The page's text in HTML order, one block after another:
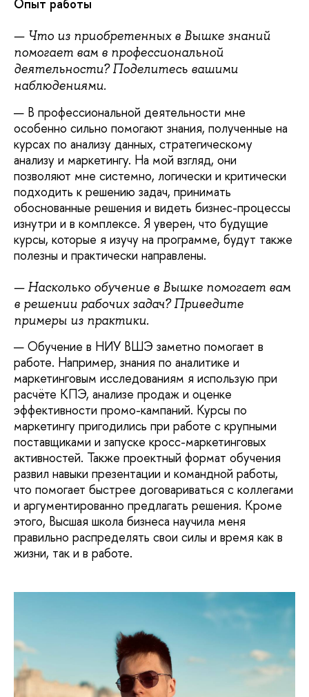
Опыт работы
— Что из приобретенных в Вышке знаний
помогает вам в профессиональной
деятельности? Поделитесь вашими
наблюдениями.
— В профессиональной деятельности мне
особенно сильно помогают знания, полученные на
курсах по анализу данных, стратегическому
анализу и маркетингу. На мой взгляд, они
позволяют мне системно, логически и критически
подходить к решению задач, принимать
обоснованные решения и видеть бизнес-процессы
изнутри и в комплексе. Я уверен, что будущие
курсы, которые я изучу на программе, будут также
полезны и практически направлены.
— Насколько обучение в Вышке помогает вам
в решении рабочих задач? Приведите
примеры из практики.
— Обучение в НИУ ВШЭ заметно помогает в
работе. Например, знания по аналитике и
маркетинговым исследованиям я использую при
расчёте КПЭ, анализе продаж и оценке
эффективности промо-кампаний. Курсы по
маркетингу пригодились при работе с крупными
поставщиками и запуске кросс-маркетинговых
активностей. Также проектный формат обучения
развил навыки презентации и командной работы,
что помогает быстрее договариваться с коллегами
и аргументированно предлагать решения. Кроме
этого, Высшая школа бизнеса научила меня
правильно распределять свои силы и время как в
жизни, так и в работе.